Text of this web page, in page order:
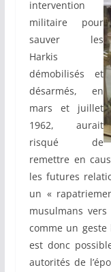
intervention
militaire pour
sauver les
Harkis
démobilisés et
désarmés, en
mars et juillet
1962, aurait
risqué de
remettre en
les futures
un «
musulmans
comme un
est donc
autorités de